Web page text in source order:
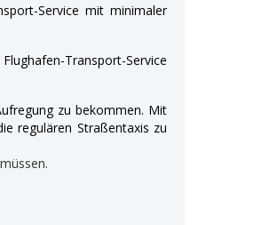
Service mit minimaler
Transport-Service
zu bekommen. Mit
regulären Straßentaxis zu